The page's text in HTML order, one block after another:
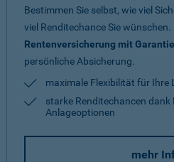
Bestimmen Sie selbst, wie viel
viel Renditechance Sie wünschen.
Rentenversicherung mit
persönliche Absicherung.
maximale Flexibilität für Ihre
starke Renditechancen
Anlageoptionen
mehr